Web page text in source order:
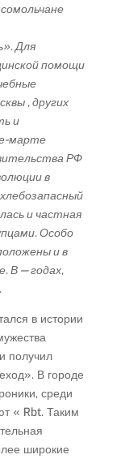
Для
помощи
, других
и
марте
РФ
в
и частная
Особо
и в
В — годах,
в истории
получил
В городе
среди
« Rbt. Таким
широкие